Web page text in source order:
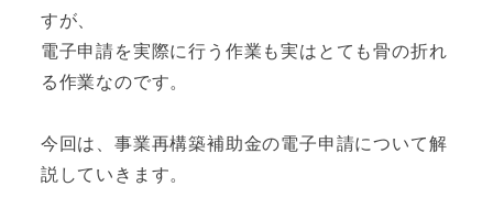
すが、
電子申請を実際に行う作業も実はとても骨の折れ
る作業なのです。
今回は、事業再構築補助金の電子申請について解
説していきます。